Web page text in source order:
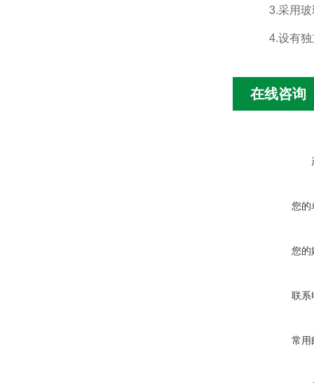
3.采用玻
4.设有独立
在线咨询
您的
您的
联系
常用